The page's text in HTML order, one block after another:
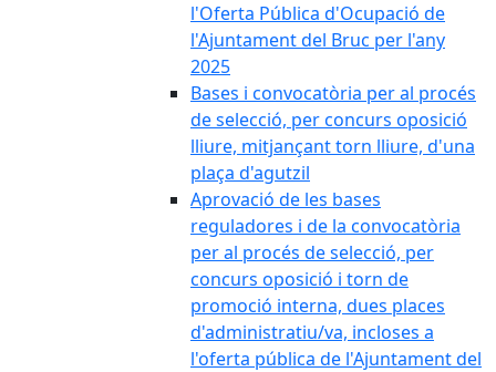
l'Oferta Pública d'Ocupació de
l'Ajuntament del Bruc per l'any
2025
Bases i convocatòria per al procés
de selecció, per concurs oposició
lliure, mitjançant torn lliure, d'una
plaça d'agutzil
Aprovació de les bases
reguladores i de la convocatòria
per al procés de selecció, per
concurs oposició i torn de
promoció interna, dues places
d'administratiu/va, incloses a
l'oferta pública de l'Ajuntament del